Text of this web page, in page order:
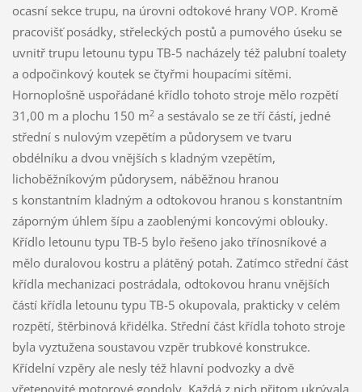
ocasní sekce trupu, na úrovni odtokové hrany VOP. Kromě
pracovišť posádky, střeleckých postů a pumového úseku se
uvnitř trupu letounu typu TB-5 nacházely též palubní toalety
a odpočinkový koutek se čtyřmi houpacími sítěmi.
Hornoplošně uspořádané křídlo tohoto stroje mělo rozpětí
31,00 m a plochu 150 m2a sestávalo se ze tří částí, jedné
střední s nulovým vzepětím a půdorysem ve tvaru
obdélníku a dvou vnějších s kladným vzepětím,
lichoběžníkovým půdorysem, náběžnou hranou
s konstantním kladným a odtokovou hranou s konstantním
záporným úhlem šípu a zaoblenými koncovými oblouky.
Křídlo letounu typu TB-5 bylo řešeno jako třínosníkové a
mělo duralovou kostru a plátěný potah. Zatímco střední část
křídla mechanizaci postrádala, odtokovou hranu vnějších
částí křídla letounu typu TB-5 okupovala, prakticky v celém
rozpětí, štěrbinová křidélka. Střední část křídla tohoto stroje
byla vyztužena soustavou vzpěr trubkové konstrukce.
Křídelní vzpěry ale nesly též hlavní podvozky a dvě